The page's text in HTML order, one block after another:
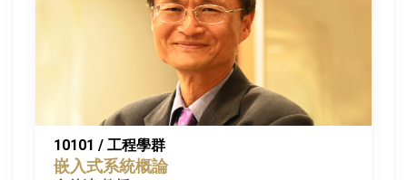
10101 / 工程學群
嵌入式系統概論